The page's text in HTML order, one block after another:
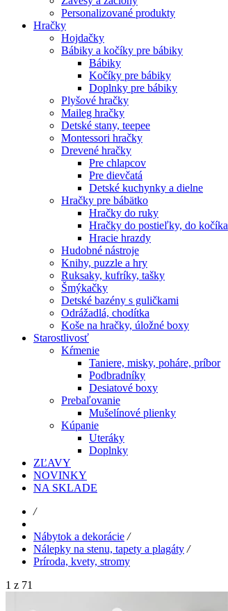
Personalizované produkty
Hračky
Hojdačky
Bábiky a kočíky pre bábiky
Bábiky
Kočíky pre bábiky
Doplnky pre bábiky
Plyšové hračky
Maileg hračky
Detské stany, teepee
Montessori hračky
Drevené hračky
Pre chlapcov
Pre dievčatá
Detské kuchynky a dielne
Hračky pre bábätko
Hračky do ruky
Hračky do postieľky, do kočíka
Hracie hrazdy
Hudobné nástroje
Knihy, puzzle a hry
Ruksaky, kufríky, tašky
Šmýkačky
Detské bazény s guličkami
Odrážadlá, chodítka
Koše na hračky, úložné boxy
Starostlivosť
Kŕmenie
Taniere, misky, poháre, príbor
Podbradníky
Desiatové boxy
Prebaľovanie
Mušelínové plienky
Kúpanie
Uteráky
Doplnky
ZĽAVY
NOVINKY
NA SKLADE
/
Nábytok a dekorácie /
Nálepky na stenu, tapety a plagáty /
Príroda, kvety, stromy
1 z 71